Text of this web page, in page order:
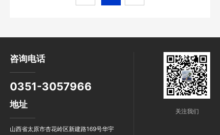
咨询电话
0351-3057966
地址
山西省太原市杏花岭区新建路169号华宇
关注我们